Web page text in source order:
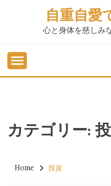
自重自愛
心と身体を慈しみ
カテゴリー:
Home 投資